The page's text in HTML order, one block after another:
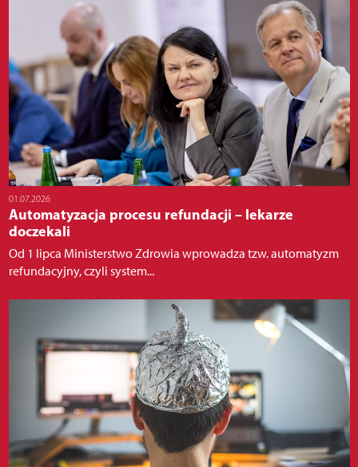
01.07.2026
Automatyzacja procesu refundacji – lekarze
doczekali
Od 1 lipca Ministerstwo Zdrowia wprowadza tzw. automatyzm
refundacyjny, czyli system...